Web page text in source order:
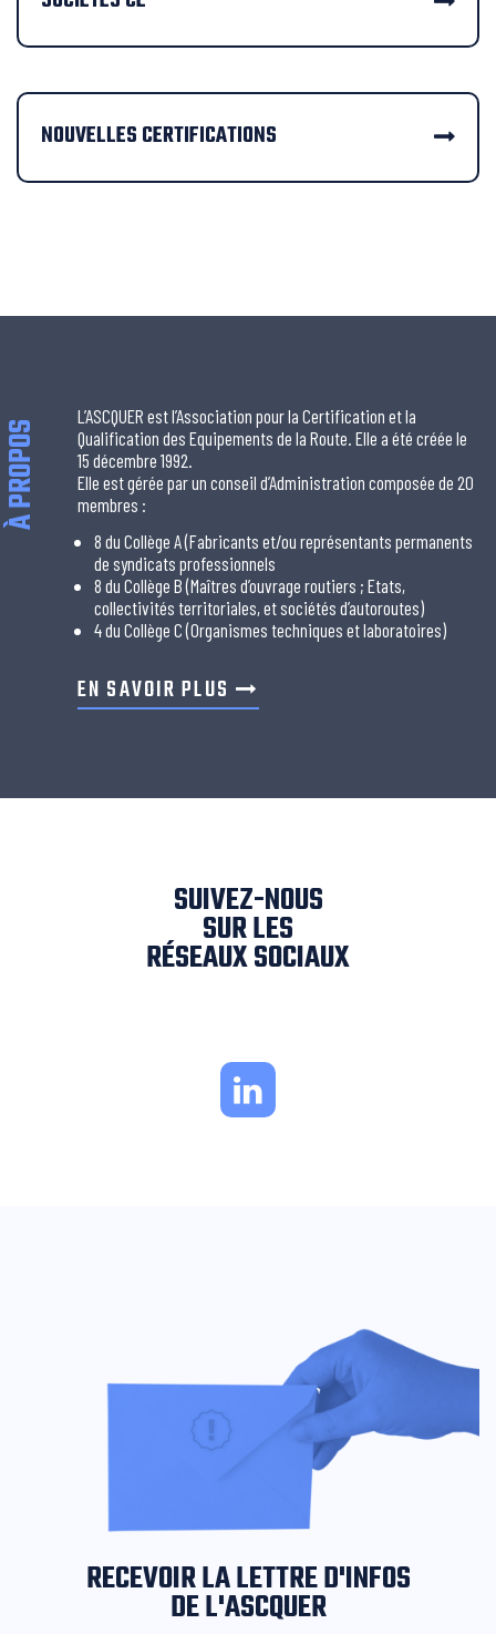
NOUVELLES CERTIFICATIONS
À PROPOS
L’ASCQUER est l’Association pour la Certification et la
Qualification des Equipements de la Route. Elle a été créée le
15 décembre 1992.
Elle est gérée par un conseil d’Administration composée de 20
membres :
8 du Collège A (Fabricants et/ou représentants permanents
de syndicats professionnels
8 du Collège B (Maîtres d’ouvrage routiers ; Etats,
collectivités territoriales, et sociétés d’autoroutes)
4 du Collège C (Organismes techniques et laboratoires)
EN SAVOIR PLUS
SUIVEZ-NOUS
SUR LES
RÉSEAUX SOCIAUX
RECEVOIR LA LETTRE D'INFOS
DE L'ASCQUER